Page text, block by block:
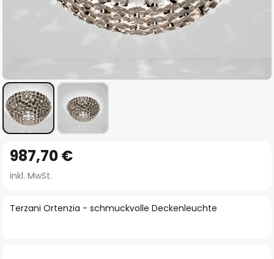
Anfang
der
springen
Terzani Ortenzia - schmuckvolle Deckenleuchte
987,70 €
inkl. MwSt.